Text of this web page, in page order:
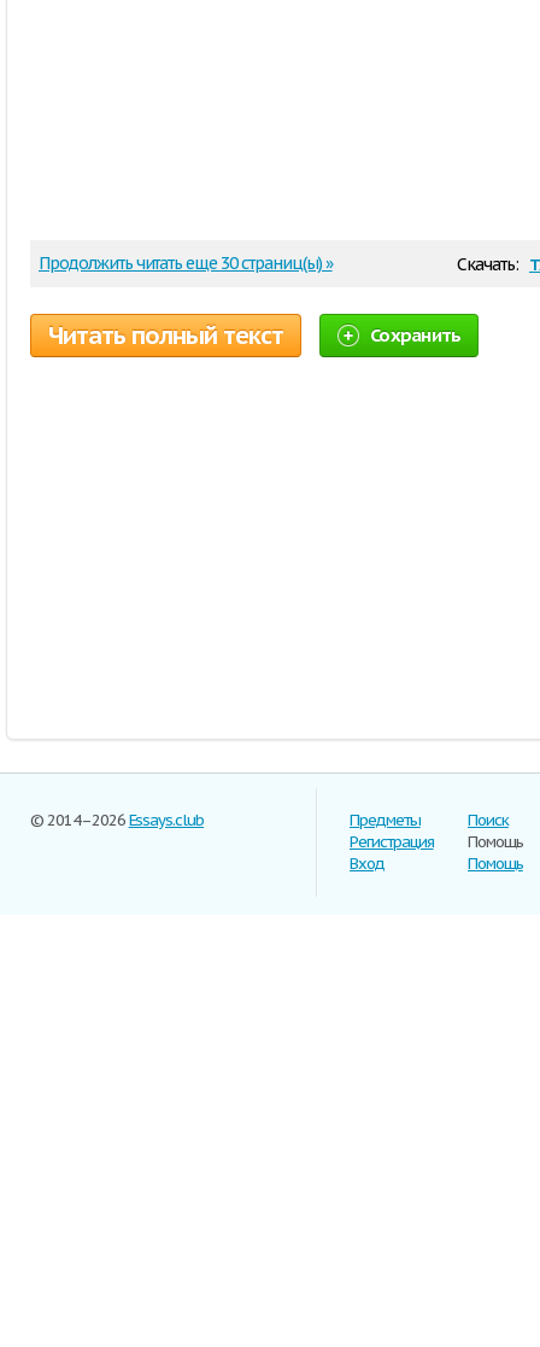
Скачать:
Продолжить читать еще 30 страниц(ы) »
Читать полный текст Сохранить
© 2014–2026Essays.club
Предметы
Регистрация
Вход
Поиск
Помощь
Помощь